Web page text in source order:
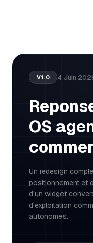
V1.0 4 Juin
OS
Un redesign
positionnement et
d'un widget
d'exploitation
autonomes.